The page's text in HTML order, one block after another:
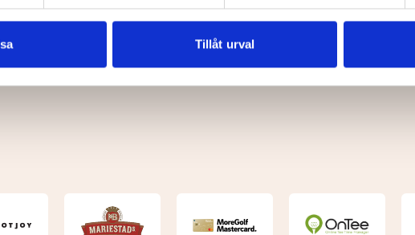
vår trafik. Vi vidarebefordrar även sådana identifierare och
annons- och analysföretag som vi samarbetar med. Dessa kan i sin
Tillåt urval